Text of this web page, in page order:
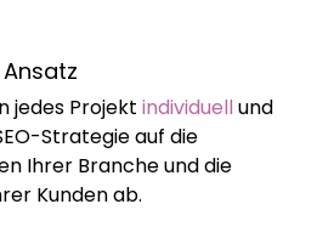
jedes Projekt individuellund
Strategie auf die
Ihrer Branche und die
Kunden ab.